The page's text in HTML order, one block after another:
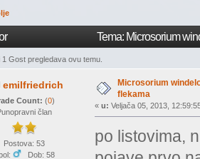
Tema: Microsorium
1 Gost pregledava ovu temu.
emilfriedrich
Count: (0)
član
Postova: 53
Dob: 58
Microsorium
flekama
« u: Veljača 05, 2013,
po listovima,